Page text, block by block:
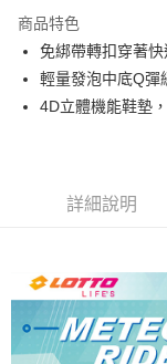
每筆NT$80，滿
付款後7-11取貨
每筆NT$80，滿
商品特色
免綁帶轉扣穿著
輕量發泡中底Q彈
4D立體機能鞋墊
詳細說明